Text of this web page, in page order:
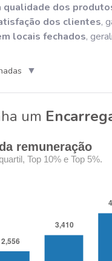
qualidade dos
dos clientes,
locais fechados,
▼
um
remuneração
Top 10% e Top 5%.